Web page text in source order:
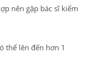
nên gặp bác sĩ kiểm
thể lên đến hơn 1